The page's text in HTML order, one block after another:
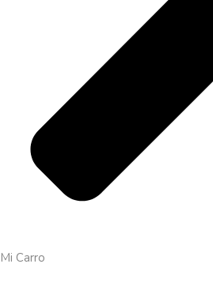
Mi Carro